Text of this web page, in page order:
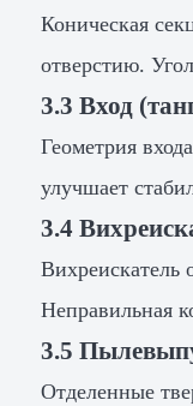
Коническая
отверстию.
3.3 Вход
Геометрия
улучшает
3.4
Вихреискатель
Неправильная
3.5
Отделенные